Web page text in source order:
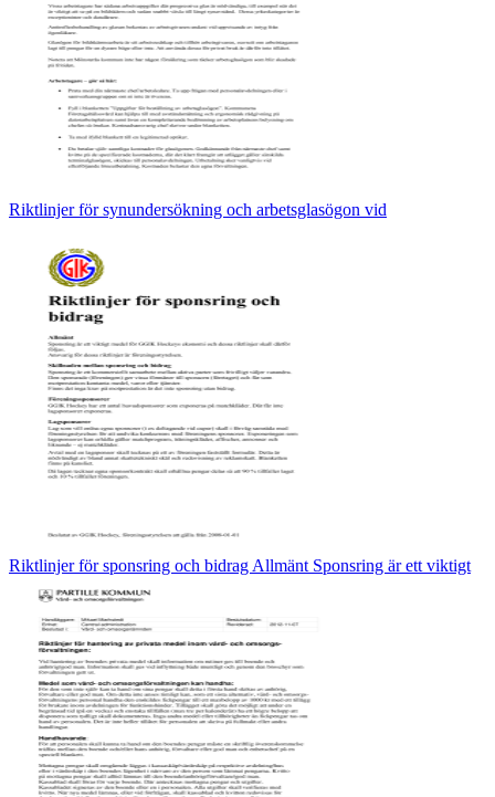
Riktlinjer för synundersökning och arbetsglasögon vid
Riktlinjer för sponsring och bidrag Allmänt Sponsring är ett viktigt